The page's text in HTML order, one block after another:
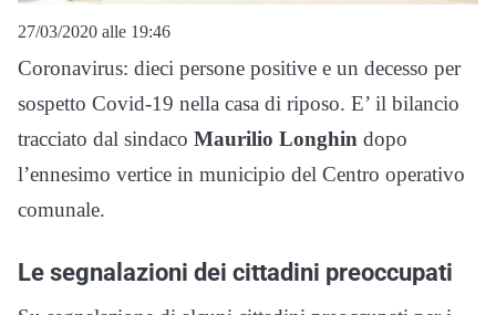
27/03/2020 alle 19:46
Coronavirus: dieci persone positive e un decesso per
sospetto Covid-19 nella casa di riposo. E’ il bilancio
tracciato dal sindaco Maurilio Longhin dopo
l’ennesimo vertice in municipio del Centro operativo
comunale.
Le segnalazioni dei cittadini preoccupati